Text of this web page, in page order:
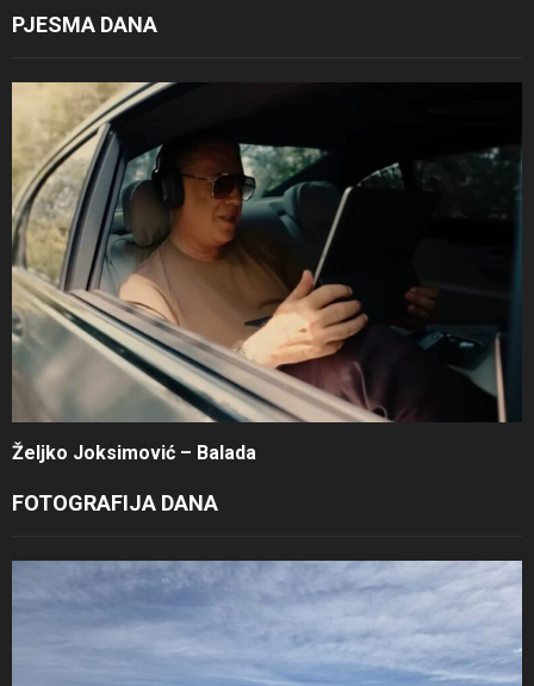
PJESMA DANA
Željko Joksimović – Balada
FOTOGRAFIJA DANA